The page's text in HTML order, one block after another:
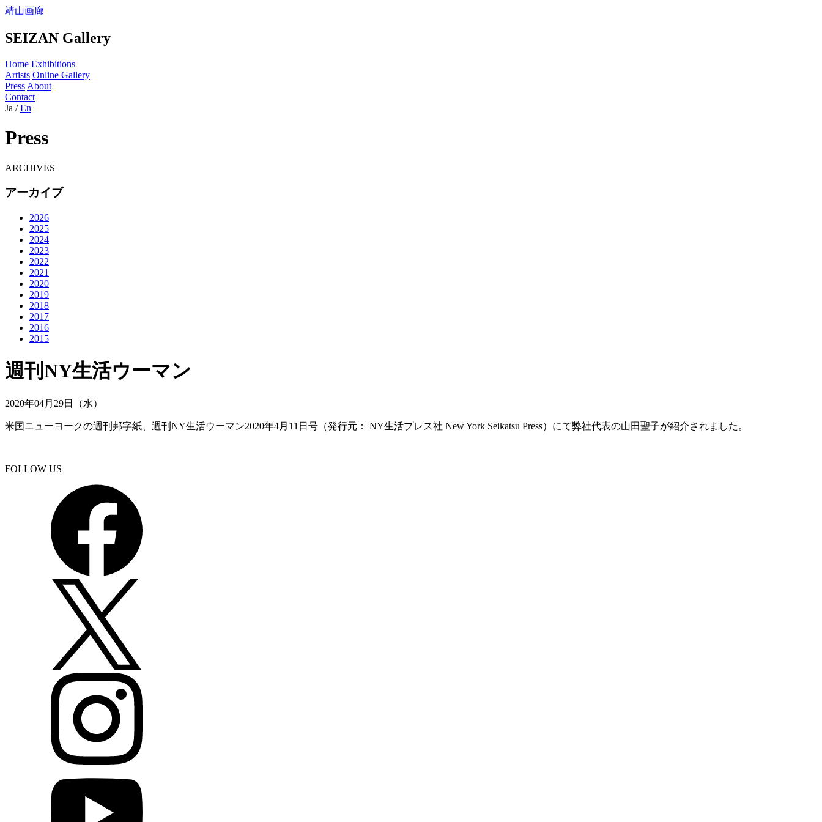
靖山画廊
SEIZAN Gallery
Home Exhibitions
Artists Online Gallery
Press About
Contact
Ja / En
Press
ARCHIVES
アーカイブ
2026
2025
2024
2023
2022
2021
2020
2019
2018
2017
2016
2015
週刊NY生活ウーマン
2020年04月29日（水）
米国ニューヨークの週刊邦字紙、週刊NY生活ウーマン2020年4月11日号（発行元： NY生活プレス社 New York Seikatsu Press）にて弊社代表の山田聖子が紹介されました。
FOLLOW US